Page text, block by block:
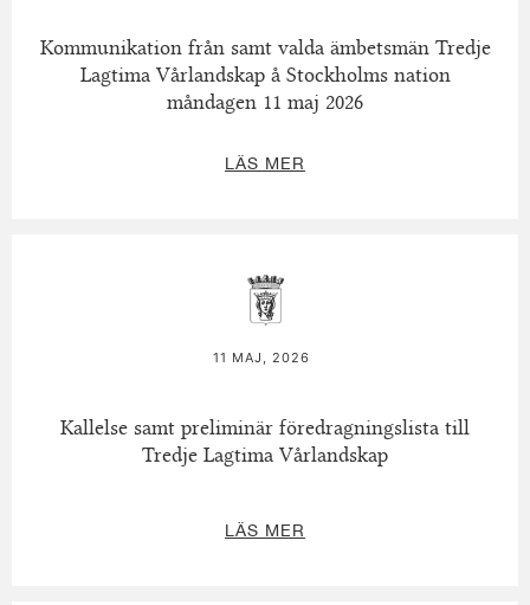
Kommunikation från samt valda ämbetsmän Tredje
Lagtima Vårlandskap å Stockholms nation
måndagen 11 maj 2026
LÄS MER
11 MAJ, 2026
Kallelse samt preliminär föredragningslista till
Tredje Lagtima Vårlandskap
LÄS MER